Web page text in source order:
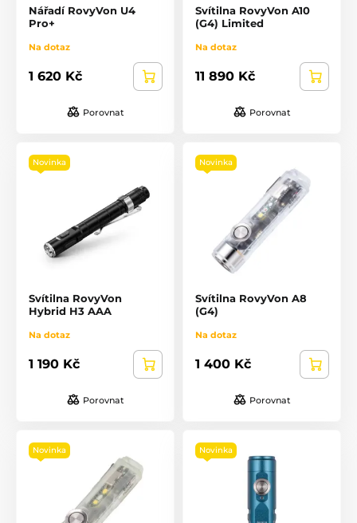
Nářadí RovyVon U4
Pro+
Na dotaz
1 620 Kč
Porovnat
Svítilna RovyVon A10
(G4) Limited
Na dotaz
11 890 Kč
Porovnat
Novinka
Svítilna RovyVon
Hybrid H3 AAA
Na dotaz
1 190 Kč
Porovnat
Novinka
Svítilna RovyVon A8
(G4)
Na dotaz
1 400 Kč
Porovnat
Novinka Novinka